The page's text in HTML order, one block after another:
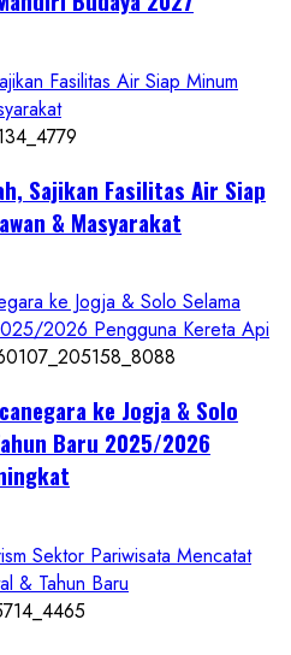
Fasilitas Air Siap Minum
Sajikan Fasilitas Air Siap
& Masyarakat
ke Jogja & Solo Selama
2026 Pengguna Kereta Api
ke Jogja & Solo
Baru 2025/2026
Sektor Pariwisata Mencatat
& Tahun Baru